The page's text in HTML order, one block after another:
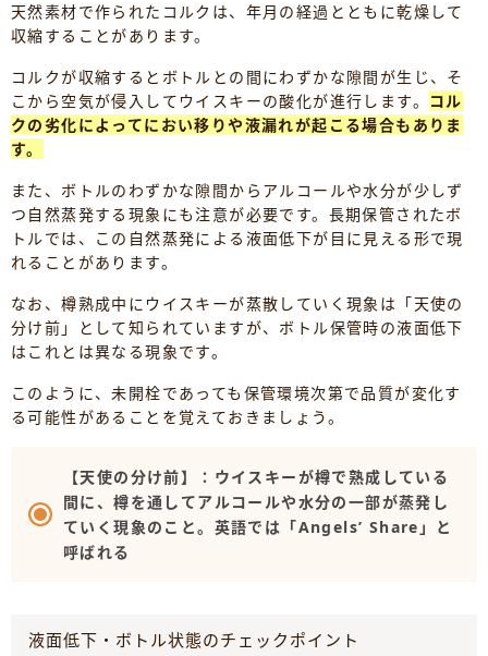
天然素材で作られたコルクは、年月の経過とともに乾燥して
収縮することがあります。
コルクが収縮するとボトルとの間にわずかな隙間が生じ、そ
こから空気が侵入してウイスキーの酸化が進行します。
コル
クの劣化によってにおい移りや液漏れが起こる場合もありま
す。
また、ボトルのわずかな隙間からアルコールや水分が少しず
つ自然蒸発する現象にも注意が必要です。長期保管されたボ
トルでは、この自然蒸発による液面低下が目に見える形で現
れることがあります。
なお、樽熟成中にウイスキーが蒸散していく現象は「天使の
分け前」として知られていますが、ボトル保管時の液面低下
はこれとは異なる現象です。
このように、未開栓であっても保管環境次第で品質が変化す
る可能性があることを覚えておきましょう。
【天使の分け前】：ウイスキーが樽で熟成している
間に、樽を通してアルコールや水分の一部が蒸発し
ていく現象のこと。英語では「Angels’ Share」と
呼ばれる
液面低下・ボトル状態のチェックポイント